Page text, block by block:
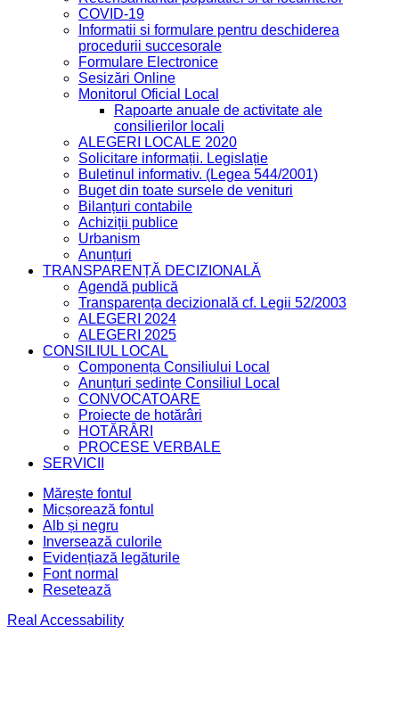
COVID-19
Informatii si formulare pentru deschiderea
procedurii succesorale
Formulare Electronice
Sesizări Online
Monitorul Oficial Local
Rapoarte anuale de activitate ale
consilierilor locali
ALEGERI LOCALE 2020
Solicitare informații. Legislație
Buletinul informativ. (Legea 544/2001)
Buget din toate sursele de venituri
Bilanțuri contabile
Achiziții publice
Urbanism
Anunțuri
TRANSPARENȚĂ DECIZIONALĂ
Agendă publică
Transparența decizională cf. Legii 52/2003
ALEGERI 2024
ALEGERI 2025
CONSILIUL LOCAL
Componența Consiliului Local
Anunțuri ședințe Consiliul Local
CONVOCATOARE
Proiecte de hotărâri
HOTĂRÂRI
PROCESE VERBALE
SERVICII
Mărește fontul
Micșorează fontul
Alb și negru
Inversează culorile
Evidențiază legăturile
Font normal
Resetează
Real Accessability